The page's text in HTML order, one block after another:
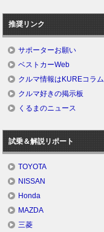
推奨リンク
サポーターお願い
ベストカーWeb
クルマ情報はKUREコラム
クルマ好きの掲示板
くるまのニュース
試乗＆解説リポート
TOYOTA
NISSAN
Honda
MAZDA
三菱